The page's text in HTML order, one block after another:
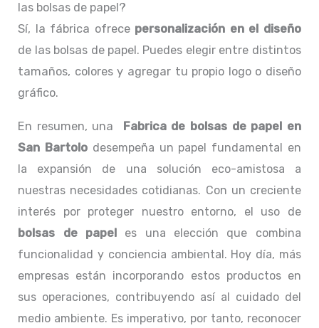
las bolsas de papel?
Sí, la fábrica ofrece personalización en el diseño
de las bolsas de papel. Puedes elegir entre distintos
tamaños, colores y agregar tu propio logo o diseño
gráfico.
En resumen, una
Fabrica de bolsas de papel en
San Bartolo desempeña un papel fundamental en
la expansión de una solución eco-amistosa a
nuestras necesidades cotidianas. Con un creciente
interés por proteger nuestro entorno, el uso de
bolsas de papeles una elección que combina
funcionalidad y conciencia ambiental. Hoy día, más
empresas están incorporando estos productos en
sus operaciones, contribuyendo así al cuidado del
medio ambiente. Es imperativo, por tanto, reconocer